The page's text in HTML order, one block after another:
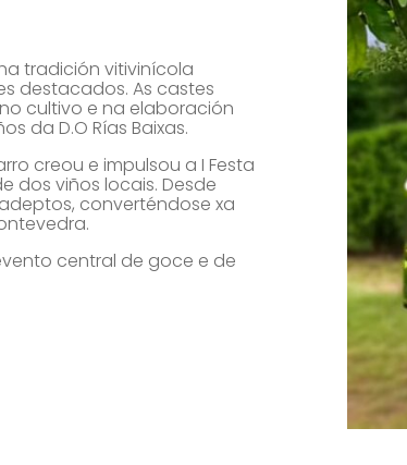
tradición vitivinícola
destacados. As castes
cultivo e na elaboración
da D.O Rías Baixas.
creou e impulsou a I Festa
dos viños locais. Desde
converténdose xa
central de goce e de